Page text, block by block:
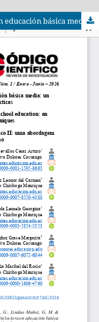
Desarrollo de la comprensión lectora en educación básica media: un enfoque basado en técnicas didácticas